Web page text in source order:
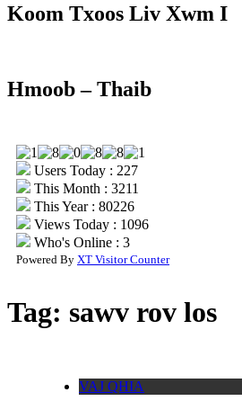
Koom Txoos Liv Xwm I
Hmoob – Thaib
Users Today : 227
This Month : 3211
This Year : 80226
Views Today : 1096
Who's Online : 3
Powered By XT Visitor Counter
Tag: sawv rov los
VAJ QHIA